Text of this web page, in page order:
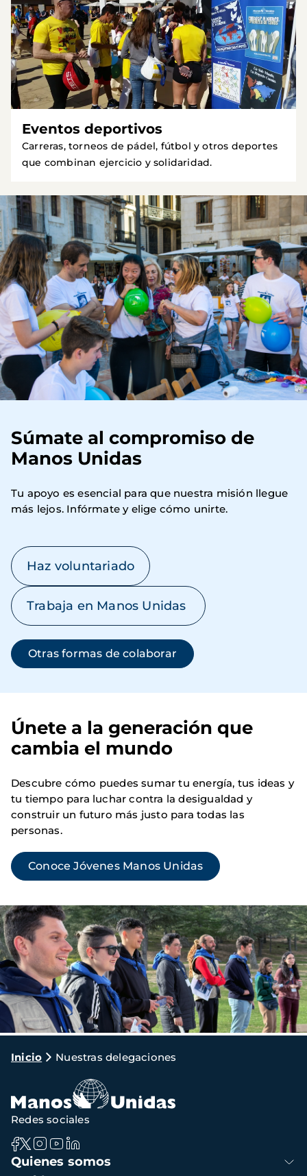
Eventos deportivos
Carreras, torneos de pádel, fútbol y otros deportes
que combinan ejercicio y solidaridad.
Imagen
Súmate al compromiso de
Manos Unidas
Tu apoyo es esencial para que nuestra misión llegue
más lejos. Infórmate y elige cómo unirte.
Haz voluntariado
Trabaja en Manos Unidas
Otras formas de colaborar
Imagen
Únete a la generación que
cambia el mundo
Descubre cómo puedes sumar tu energía, tus ideas y
tu tiempo para luchar contra la desigualdad y
construir un futuro más justo para todas las
personas.
Conoce Jóvenes Manos Unidas
Ruta
navegación
Inicio Nuestras delegaciones
Navegación
principal
Quienes somos
Redes sociales